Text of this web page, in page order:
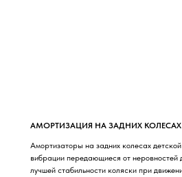
Амортизаторы на задних колесах
вибрации передающиеся от неровностей
лучшей стабильности коляски при
АМОРТИЗАЦИЯ НА ЗАДНИХ КОЛЕСАХ